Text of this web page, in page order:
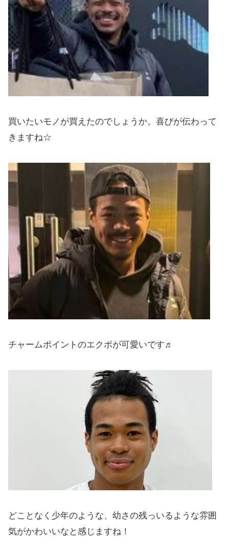
買いたいモノが買えたのでしょうか。喜びが伝わって
きますね☆
チャームポイントのエクボが可愛いです♬
どことなく少年のような、幼さの残っいるような雰囲
気がかわいいなと感じますね！